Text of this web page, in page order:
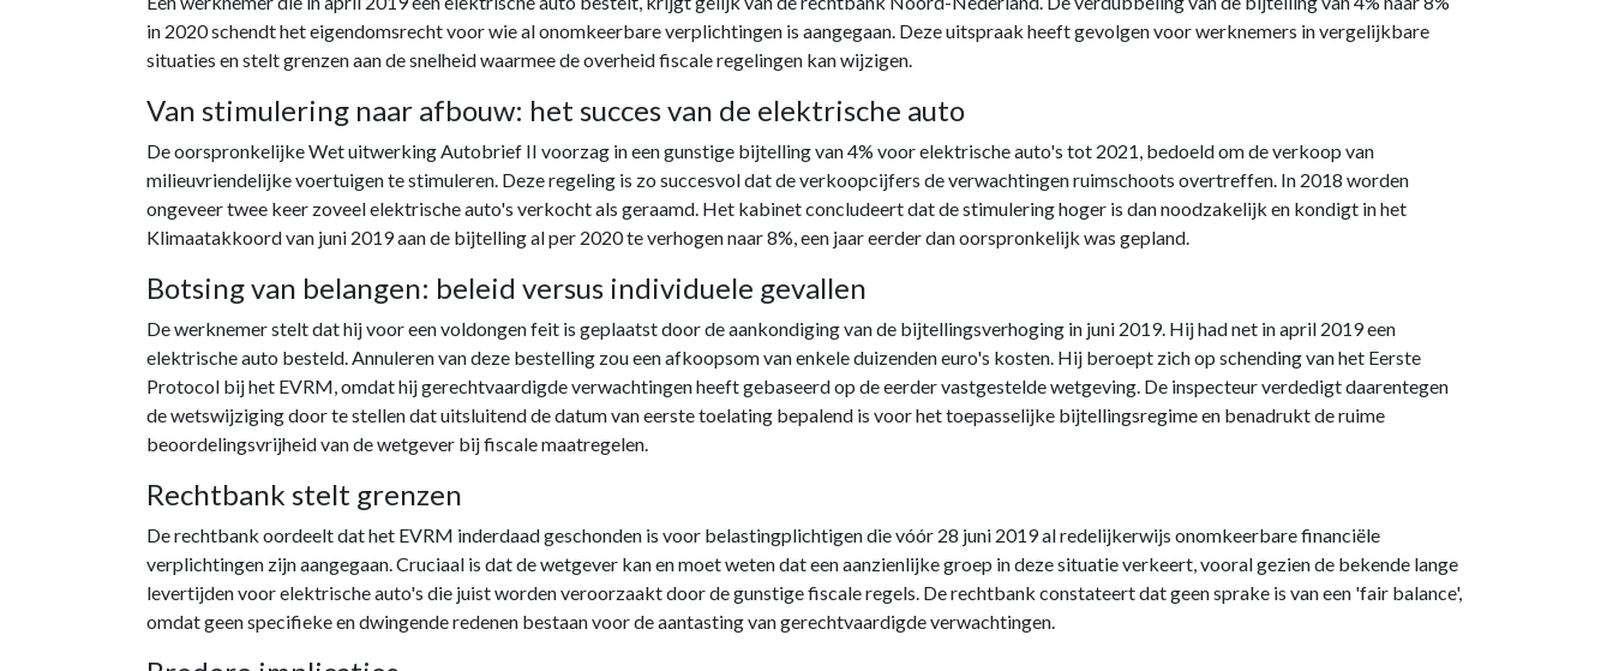
in 2020 schendt het eigendomsrecht voor wie al onomkeerbare verplichtingen is aangegaan. Deze uitspraak heeft gevolgen voor werknemers in vergelijkbare
situaties en stelt grenzen aan de snelheid waarmee de overheid fiscale regelingen kan wijzigen.
Van stimulering naar afbouw: het succes van de elektrische auto
De oorspronkelijke Wet uitwerking Autobrief II voorzag in een gunstige bijtelling van 4% voor elektrische auto's tot 2021, bedoeld om de verkoop van
milieuvriendelijke voertuigen te stimuleren. Deze regeling is zo succesvol dat de verkoopcijfers de verwachtingen ruimschoots overtreffen. In 2018 worden
ongeveer twee keer zoveel elektrische auto's verkocht als geraamd. Het kabinet concludeert dat de stimulering hoger is dan noodzakelijk en kondigt in het
Klimaatakkoord van juni 2019 aan de bijtelling al per 2020 te verhogen naar 8%, een jaar eerder dan oorspronkelijk was gepland.
Botsing van belangen: beleid versus individuele gevallen
De werknemer stelt dat hij voor een voldongen feit is geplaatst door de aankondiging van de bijtellingsverhoging in juni 2019. Hij had net in april 2019 een
elektrische auto besteld. Annuleren van deze bestelling zou een afkoopsom van enkele duizenden euro's kosten. Hij beroept zich op schending van het Eerste
Protocol bij het EVRM, omdat hij gerechtvaardigde verwachtingen heeft gebaseerd op de eerder vastgestelde wetgeving. De inspecteur verdedigt daarentegen
de wetswijziging door te stellen dat uitsluitend de datum van eerste toelating bepalend is voor het toepasselijke bijtellingsregime en benadrukt de ruime
beoordelingsvrijheid van de wetgever bij fiscale maatregelen.
Rechtbank stelt grenzen
De rechtbank oordeelt dat het EVRM inderdaad geschonden is voor belastingplichtigen die vóór 28 juni 2019 al redelijkerwijs onomkeerbare financiële
verplichtingen zijn aangegaan. Cruciaal is dat de wetgever kan en moet weten dat een aanzienlijke groep in deze situatie verkeert, vooral gezien de bekende lange
levertijden voor elektrische auto's die juist worden veroorzaakt door de gunstige fiscale regels. De rechtbank constateert dat geen sprake is van een 'fair balance',
omdat geen specifieke en dwingende redenen bestaan voor de aantasting van gerechtvaardigde verwachtingen.